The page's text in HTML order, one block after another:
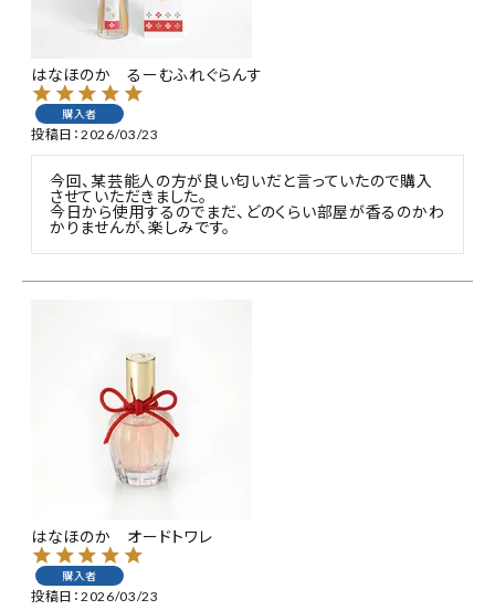
はなほのか るーむふれぐらんす
購入者
投稿日 2026/03/23
今回、某芸能人の方が良い匂いだと言っていたので購入
させていただきました。
今日から使用するのでまだ、どのくらい部屋が香るのかわ
かりませんが、楽しみです。
はなほのか オードトワレ
購入者
投稿日 2026/03/23